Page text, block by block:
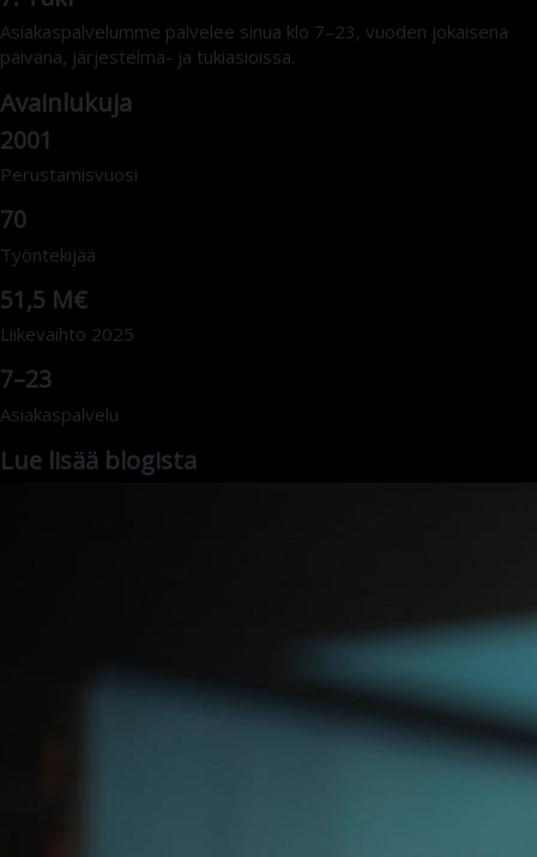
päivänä, järjestelmä- ja tukiasioissa.
Avainlukuja
2001
70
51,5 M€
Liikevaihto 2025
7–23
Lue lisää blogista